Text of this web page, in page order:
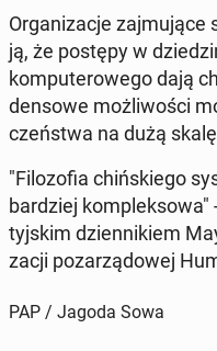
Or­ga­ni­za­cje zaj­mu­ją­ce
ją, że postępy w
kom­pu­te­ro­we­go dają
den­so­we moż­li­wo­ści
czeń­stwa na dużą
"Fi­lo­zo­fia chiń­skie­go
bar­dziej
tyj­skim dzien­ni­kiem
za­cji po­za­rzą­do­wej
PAP / Jagoda Sowa